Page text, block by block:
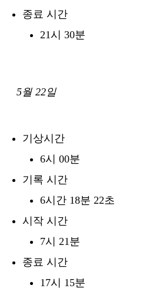
종료 시간
21시 30분
5월 22일
기상시간
6시 00분
기록 시간
6시간 18분 22초
시작 시간
7시 21분
종료 시간
17시 15분